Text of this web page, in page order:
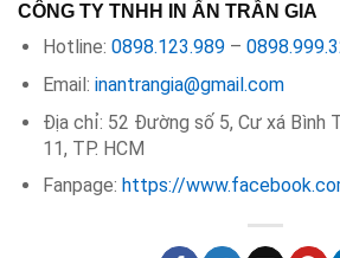
CÔNG TY TNHH IN ẤN TRẦN GIA
Hotline: 0898.123.989–
Email: inantrangia@gmail.com
Địa chỉ: 52 Đường số 5, Cư xá Bình
11, TP. HCM
Fanpage: https://